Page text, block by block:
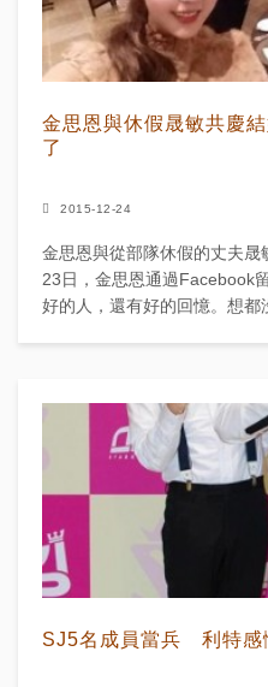
金思恩與休假晟敏共慶
了
2015-12-24
金思恩與從部隊休假的丈夫晟
23日，金思恩通過Facebook
好的人，還有好的回憶。想都
SJ5名成員當兵 利特感